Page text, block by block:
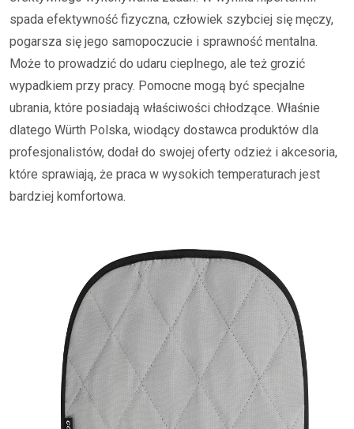
spada efektywność fizyczna, człowiek szybciej się męczy,
pogarsza się jego samopoczucie i sprawność mentalna.
Może to prowadzić do udaru cieplnego, ale też grozić
wypadkiem przy pracy. Pomocne mogą być specjalne
ubrania, które posiadają właściwości chłodzące. Właśnie
dlatego Würth Polska, wiodący dostawca produktów dla
profesjonalistów, dodał do swojej oferty odzież i akcesoria,
które sprawiają, że praca w wysokich temperaturach jest
bardziej komfortowa.